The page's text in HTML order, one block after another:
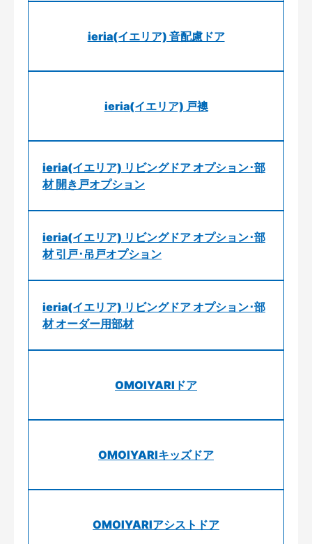
ieria(イエリア) 音配慮ドア
ieria(イエリア) 戸襖
ieria(イエリア) リビングドア オプション･部
材 開き戸オプション
ieria(イエリア) リビングドア オプション･部
材 引戸･吊戸オプション
ieria(イエリア) リビングドア オプション･部
材 オーダー用部材
OMOIYARIドア
OMOIYARIキッズドア
OMOIYARIアシストドア